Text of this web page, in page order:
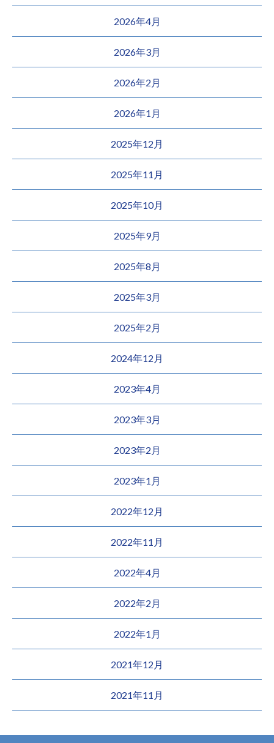
2026年4月
2026年3月
2026年2月
2026年1月
2025年12月
2025年11月
2025年10月
2025年9月
2025年8月
2025年3月
2025年2月
2024年12月
2023年4月
2023年3月
2023年2月
2023年1月
2022年12月
2022年11月
2022年4月
2022年2月
2022年1月
2021年12月
2021年11月